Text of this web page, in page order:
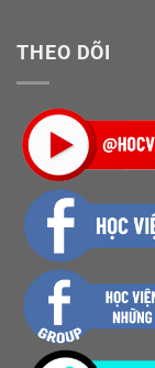
THEO DÕI